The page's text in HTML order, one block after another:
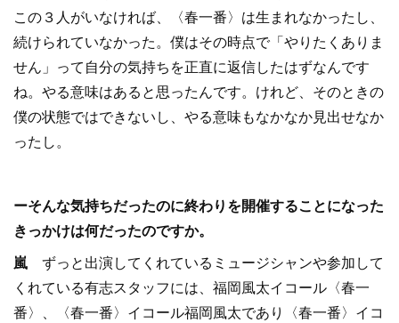
この３人がいなければ、〈春一番〉は生まれなかったし、
続けられていなかった。僕はその時点で「やりたくありま
せん」って自分の気持ちを正直に返信したはずなんです
ね。やる意味はあると思ったんです。けれど、そのときの
僕の状態ではできないし、やる意味もなかなか見出せなか
ったし。
ーそんな気持ちだったのに終わりを開催することになった
きっかけは何だったのですか。
嵐 ずっと出演してくれているミュージシャンや参加して
くれている有志スタッフには、福岡風太イコール〈春一
番〉、〈春一番〉イコール福岡風太であり〈春一番〉イコ